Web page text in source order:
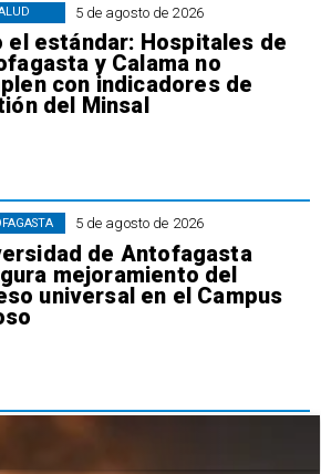
5 de agosto de 2026
el estándar: Hospitales de
y Calama no
con indicadores de
del Minsal
5 de agosto de 2026
de Antofagasta
mejoramiento del
universal en el Campus